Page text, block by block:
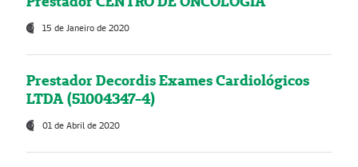
15 de Janeiro de 2020
Prestador Decordis Exames Cardiológicos
LTDA (51004347-4)
01 de Abril de 2020